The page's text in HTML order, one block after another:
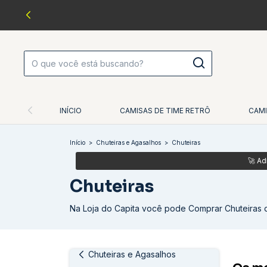
INÍCIO CAMISAS DE TIME RETRÔ
Início > Chuteiras e Agasalhos > Chuteiras
Chuteiras
Na Loja do Capita você pode Comprar Chuteiras
Chuteiras e Agasalhos